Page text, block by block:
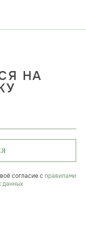
НА
согласие с правилами
данных